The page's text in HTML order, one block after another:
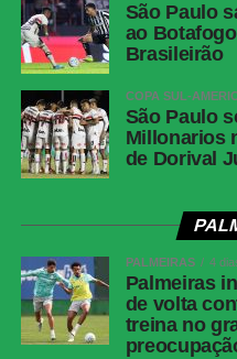
São Paulo
ao
Brasileirão
COPA SUL-
São Paulo
Millonarios
de Dorival
PALMEIRAS 4
Palmeiras
de volta
treina no